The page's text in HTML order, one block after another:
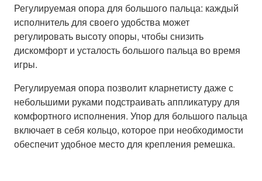
Регулируемая опора для большого пальца: каждый
исполнитель для своего удобства может
регулировать высоту опоры, чтобы снизить
дискомфорт и усталость большого пальца во время
игры.
Регулируемая опора позволит кларнетисту даже с
небольшими руками подстраивать аппликатуру для
комфортного исполнения. Упор для большого пальца
включает в себя кольцо, которое при необходимости
обеспечит удобное место для крепления ремешка.